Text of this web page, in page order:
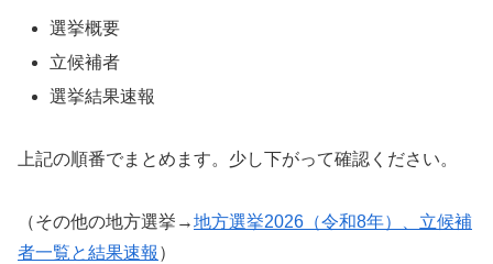
選挙概要
立候補者
選挙結果速報
上記の順番でまとめます。少し下がって確認ください。
（その他の地方選挙→地方選挙2026（令和8年）、立候補
者一覧と結果速報 ）